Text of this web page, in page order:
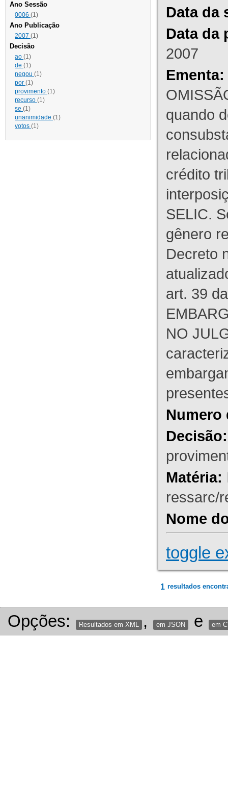
Ano Sessão
0006 (1)
Ano Publicação
2007 (1)
Decisão
ao (1)
de (1)
negou (1)
por (1)
provimento (1)
recurso (1)
se (1)
unanimidade (1)
votos (1)
Data da
Data da
2007
Ementa:
quando
crédito
SELIC.
gênero
Decreto
art. 39
NO
Numero
Decisão:
Matéria:
ressarc/
Nome
toggle
1 resultados
Opções: Resultados em XML , em JSON e em